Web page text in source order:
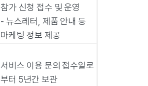
참가 신청 접수 및 운영
- 뉴스레터, 제품 안내 등
마케팅 정보 제공
서비스 이용 문의 접수일로
부터 5년간 보관